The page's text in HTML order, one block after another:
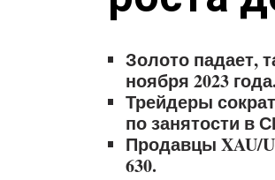
Золото падает,
ноября 2023 года.
Трейдеры
по занятости в
Продавцы XAU/
630.